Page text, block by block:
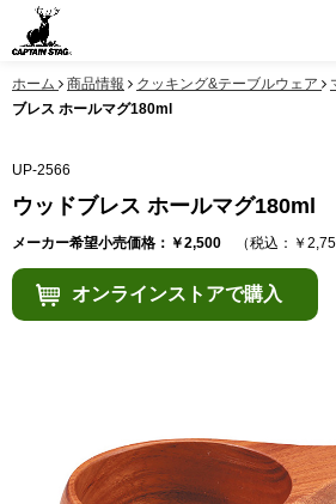
ホーム 商品情報 クッキング&テーブルウェア
ブレス ホールマグ180ml
UP-2566
ウッドブレス ホールマグ180ml
メーカー希望小売価格：￥2,500 （税込：￥
オンラインストアで購入